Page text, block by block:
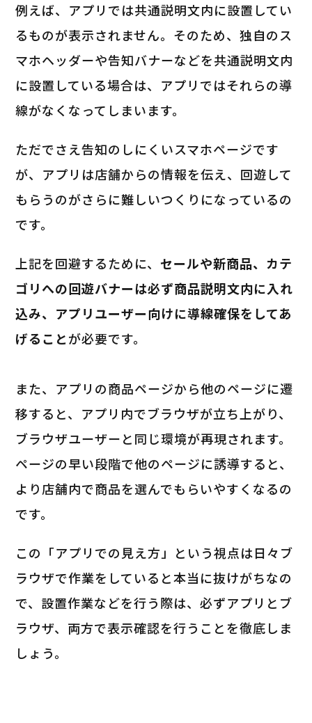
例えば、アプリでは共通説明文内に設置してい
るものが表示されません。そのため、独自のス
マホヘッダーや告知バナーなどを共通説明文内
に設置している場合は、アプリではそれらの導
線がなくなってしまいます。
ただでさえ告知のしにくいスマホページです
が、アプリは店舗からの情報を伝え、回遊して
もらうのがさらに難しいつくりになっているの
です。
上記を回避するために、 セールや新商品、カテ
ゴリへの回遊バナーは必ず商品説明文内に入れ
込み、アプリユーザー向けに導線確保をしてあ
げることが必要です。
また、アプリの商品ページから他のページに遷
移すると、アプリ内でブラウザが立ち上がり、
ブラウザユーザーと同じ環境が再現されます。
ページの早い段階で他のページに誘導すると、
より店舗内で商品を選んでもらいやすくなるの
です。
この「アプリでの見え方」という視点は日々ブ
ラウザで作業をしていると本当に抜けがちなの
で、設置作業などを行う際は、必ずアプリとブ
ラウザ、両方で表示確認を行うことを徹底しま
しょう。